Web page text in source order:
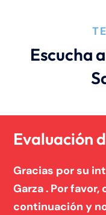
Escucha
Evaluación
Gracias por su
Garza . Por
continuación y